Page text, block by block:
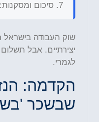
סיכום ומסקנות:
שוק העבודה בישראל
יצירתיים. אבל תשלום
לגמרי.
הקדמה:
שבשכר